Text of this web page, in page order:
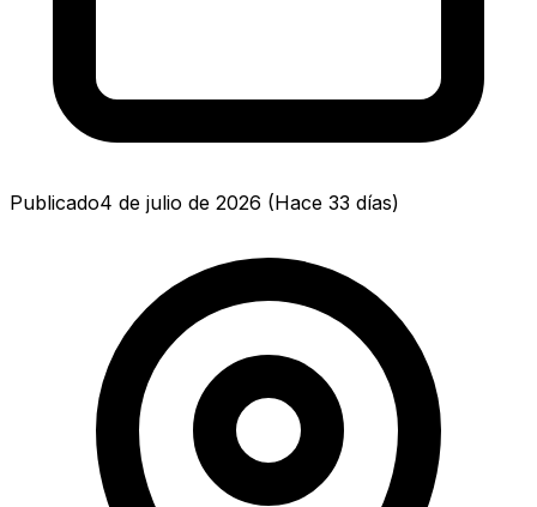
Publicado4 de julio de 2026 (Hace 33 días)